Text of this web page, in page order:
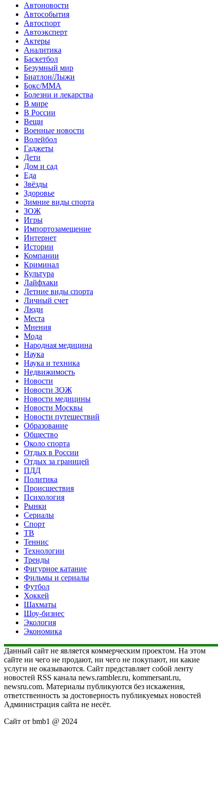
Автоновости
Автособытия
Автоспорт
Автоэксперт
Актеры
Аналитика
Баскетбол
Безумный мир
Биатлон/Лыжи
Бокс/MMA
Болезни и лекарства
В мире
В России
Вещи
Военные новости
Волейбол
Гаджеты
Дети
Дом и сад
Еда
Звёзды
Здоровье
Зимние виды спорта
ЗОЖ
Игры
Импортозамещение
Интернет
Истории
Компании
Криминал
Культура
Лайфхаки
Летние виды спорта
Личный счет
Люди
Места
Мнения
Мода
Народная медицина
Наука
Наука и техника
Недвижимость
Новости
Новости ЗОЖ
Новости медицины
Новости Москвы
Новости путешествий
Образование
Общество
Около спорта
Отдых в России
Отдых за границей
ПДД
Политика
Происшествия
Психология
Рынки
Сериалы
Спорт
ТВ
Теннис
Технологии
Тренды
Фигурное катание
Фильмы и сериалы
Футбол
Хоккей
Шахматы
Шоу-бизнес
Экология
Экономика
Данный сайт не является коммерческим проектом. На этом
сайте ни чего не продают, ни чего не покупают, ни какие
услуги не оказываются. Сайт представляет собой ленту
новостей RSS канала news.rambler.ru, kommersant.ru,
newsru.com. Материалы публикуются без искажения,
ответственность за достоверность публикуемых новостей
Администрация сайта не несёт.
Сайт от bmb1 @ 2024